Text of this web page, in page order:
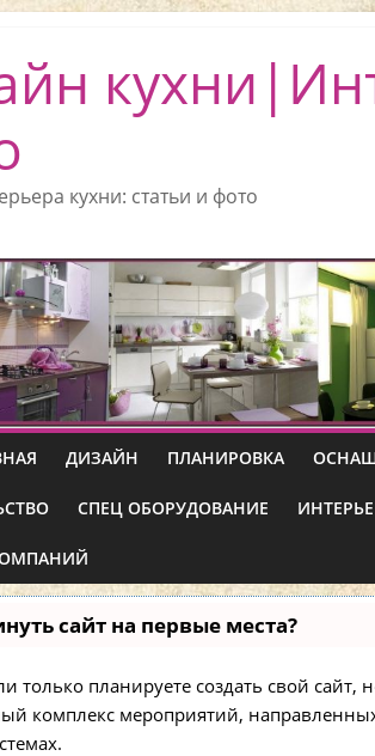
кухни: статьи и фото
ДИЗАЙН ПЛАНИРОВКА
СПЕЦ ОБОРУДОВАНИЕ
сайт на первые места?
только планируете создать свой сайт,
комплекс мероприятий,